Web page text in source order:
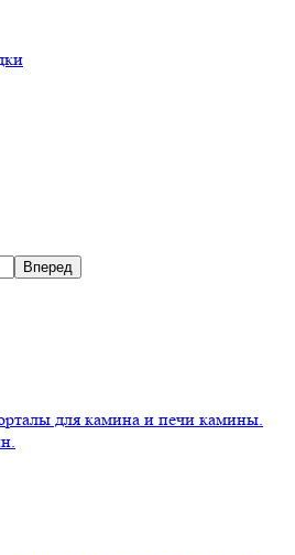
для камина и печи камины.